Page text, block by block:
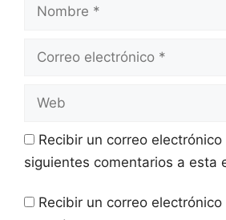
Recibir un correo electrónico
siguientes comentarios a esta
Recibir un correo